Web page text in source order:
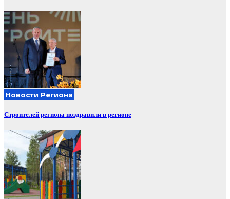
Новости Региона
Строителей региона поздравили в регионе